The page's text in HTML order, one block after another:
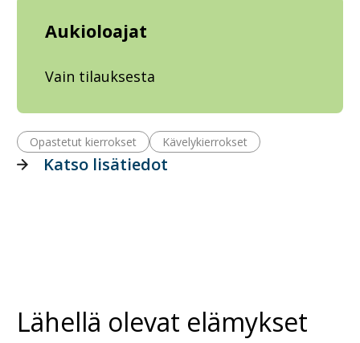
Aukioloajat
Vain tilauksesta
Opastetut kierrokset Kävelykierrokset
Katso lisätiedot
Lähellä olevat elämykset